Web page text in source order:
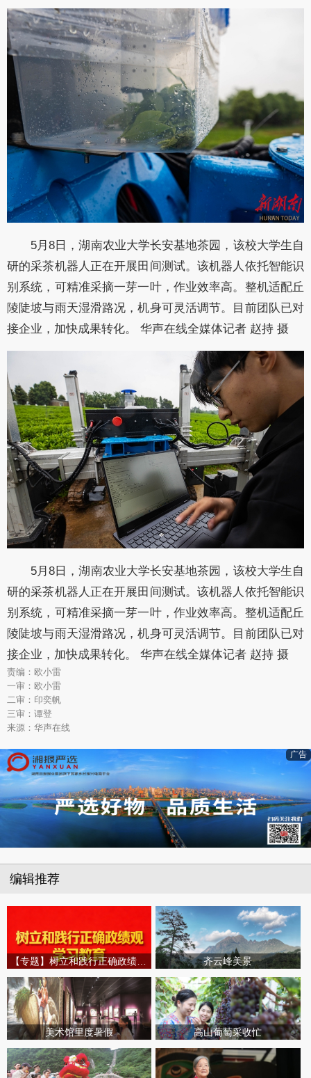
5月8日，湖南农业大学长安基地茶园，该校大学生自
研的采茶机器人正在开展田间测试。该机器人依托智能识
别系统，可精准采摘一芽一叶，作业效率高。整机适配丘
陵陡坡与雨天湿滑路况，机身可灵活调节。目前团队已对
接企业，加快成果转化。 华声在线全媒体记者 赵持 摄
5月8日，湖南农业大学长安基地茶园，该校大学生自
研的采茶机器人正在开展田间测试。该机器人依托智能识
别系统，可精准采摘一芽一叶，作业效率高。整机适配丘
陵陡坡与雨天湿滑路况，机身可灵活调节。目前团队已对
接企业，加快成果转化。 华声在线全媒体记者 赵持 摄
责编：欧小雷
一审：欧小雷
二审：印奕帆
三审：谭登
来源：华声在线
广告
编辑推荐
【专题】树立和践行正确政绩观学习教育 齐云峰美景
美术馆里度暑假 高山葡萄采收忙